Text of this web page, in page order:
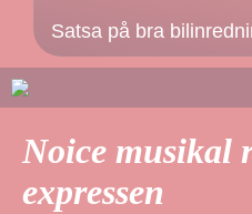
Satsa på bra
Noice musikal
expressen